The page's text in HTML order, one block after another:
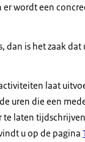
wordt een
dan is het zaak
laat
uren die een
laten
u op de pagina